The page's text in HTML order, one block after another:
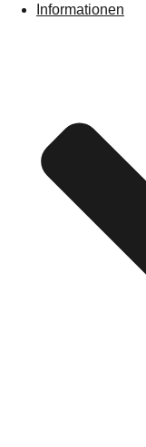
Informationen